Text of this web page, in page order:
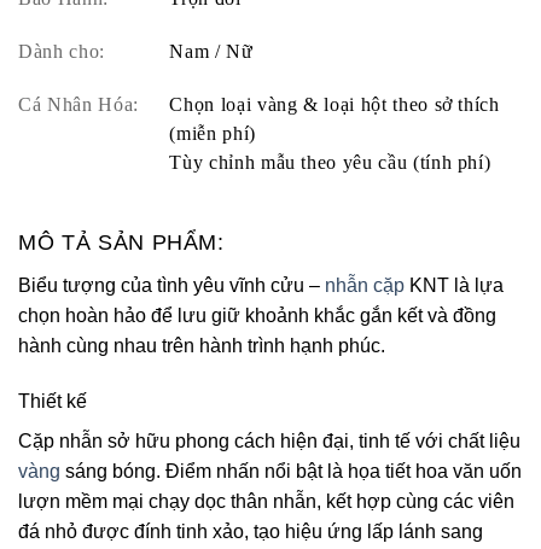
Dành cho: Nam / Nữ
Cá Nhân Hóa:
Chọn loại vàng & loại hột theo sở thích
(miễn phí)
Tùy chỉnh mẫu theo yêu cầu (tính phí)
MÔ TẢ SẢN PHẨM:
Biểu tượng của tình yêu vĩnh cửu – nhẫn cặp KNT là lựa
chọn hoàn hảo để lưu giữ khoảnh khắc gắn kết và đồng
hành cùng nhau trên hành trình hạnh phúc.
Thiết kế
Cặp nhẫn sở hữu phong cách hiện đại, tinh tế với chất liệu
vàng sáng bóng. Điểm nhấn nổi bật là họa tiết hoa văn uốn
lượn mềm mại chạy dọc thân nhẫn, kết hợp cùng các viên
đá nhỏ được đính tinh xảo, tạo hiệu ứng lấp lánh sang